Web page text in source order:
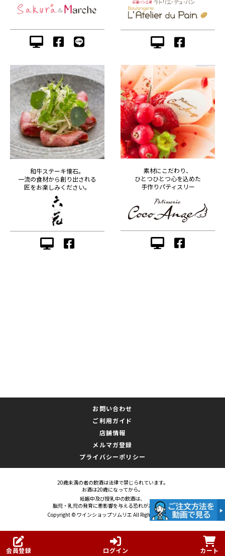
会員登録 ログイン カート
和牛ステーキ懐石。
一流の食材から創り出される
匠をお楽しみください。
素材にこだわり、
ひとつひとつ心を込めた
手作りパティスリー
お問い合わせ
ご利用ガイド
店舗情報
メルマガ登録
プライバシーポリシー
20歳未満の者の飲酒は法律で禁じられています。
お酒は20歳になってから。
妊娠中及び授乳中の飲酒は、
胎児・乳児の発育に悪影響を与える恐れがあります。
Copyright © ワインショップソムリエ All Rights Reserved.